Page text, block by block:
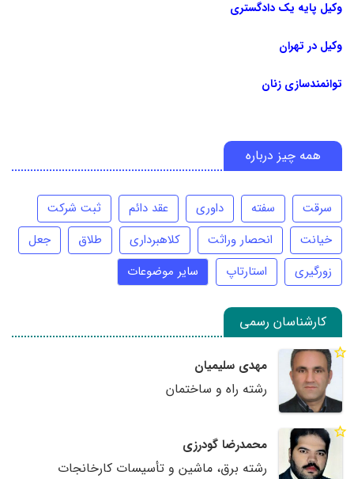
وکیل پایه یک دادگستری
وکیل در تهران
توانمندسازی زنان
همه چیز درباره
سرقت سفته داوری عقد دائم
ثبت شرکت
خیانت
انحصار وراثت کلاهبرداری طلاق
جعل
زورگیری
استارتاپ سایر موضوعات
کارشناسان رسمی
مهدی سلیمیان
رشته راه و ساختمان
محمدرضا گودرزی
رشته برق، ماشین و تأسیسات کارخانجات